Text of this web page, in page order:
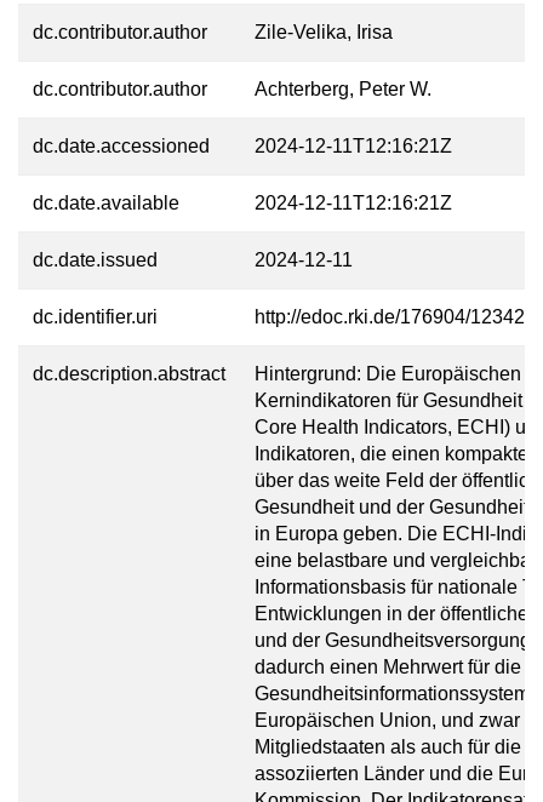
dc.contributor.author Zile-Velika, Irisa
dc.contributor.author Achterberg, Peter W.
dc.date.accessioned 2024-12-11T12:16:21Z
dc.date.available 2024-12-11T12:16:21Z
dc.date.issued 2024-12-11
dc.identifier.uri http://edoc.rki.de/176904/12342
dc.description.abstract
Hintergrund: Die Europäischen
Kernindikatoren für Gesundheit
Core Health Indicators, ECHI)
Indikatoren, die einen
über das weite Feld der
Gesundheit und der
in Europa geben. Die ECHI-
eine belastbare und
Informationsbasis für nationale
Entwicklungen in der
und der Gesundheitsversorgung.
dadurch einen Mehrwert für die
Europäischen Union, und zwar
Mitgliedstaaten als auch für die
assoziierten Länder und die